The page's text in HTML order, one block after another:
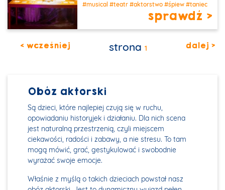
#musical #teatr #aktorstwo #śpiew #taniec
sprawdź >
< wcześniej strona 1 dalej >
Obóz aktorski
Są dzieci, które najlepiej czują się w ruchu,
opowiadaniu historyjek i działaniu. Dla nich scena
jest naturalną przestrzenią, czyli miejscem
ciekawości, radości i zabawy, a nie stresu. To tam
mogą mówić, grać, gestykulować i swobodnie
wyrażać swoje emocje.
Właśnie z myślą o takich dzieciach powstał nasz